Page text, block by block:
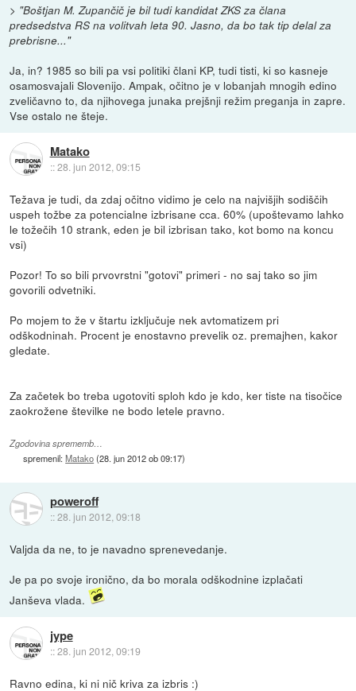
> "Boštjan M. Zupančič je bil tudi kandidat ZKS za člana
predsedstva RS na volitvah leta 90. Jasno, da bo tak tip delal za
prebrisne..."
Ja, in? 1985 so bili pa vsi politiki člani KP, tudi tisti, ki so kasneje
osamosvajali Slovenijo. Ampak, očitno je v lobanjah mnogih edino
zveličavno to, da njihovega junaka prejšnji režim preganja in zapre.
Vse ostalo ne šteje.
Matako
::28. jun 2012, 09:15
Težava je tudi, da zdaj očitno vidimo je celo na najvišjih sodiščih
uspeh tožbe za potencialne izbrisane cca. 60% (upoštevamo lahko
le tožečih 10 strank, eden je bil izbrisan tako, kot bomo na koncu
vsi)
Pozor! To so bili prvovrstni "gotovi" primeri - no saj tako so jim
govorili odvetniki.
Po mojem to že v štartu izključuje nek avtomatizem pri
odškodninah. Procent je enostavno prevelik oz. premajhen, kakor
gledate.
Za začetek bo treba ugotoviti sploh kdo je kdo, ker tiste na tisočice
zaokrožene številke ne bodo letele pravno.
Zgodovina sprememb…
spremenil:Matako(28. jun 2012 ob 09:17)
poweroff
::28. jun 2012, 09:18
Valjda da ne, to je navadno sprenevedanje.
Je pa po svoje ironično, da bo morala odškodnine izplačati
Janševa vlada.
jype
::28. jun 2012, 09:19
Ravno edina, ki ni nič kriva za izbris :)